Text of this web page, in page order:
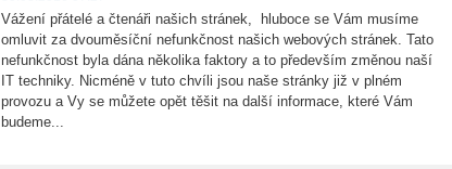
Vážení přátelé a čtenáři našich stránek, hluboce se Vám musíme
omluvit za dvouměsíční nefunkčnost našich webových stránek. Tato
nefunkčnost byla dána několika faktory a to především změnou naší
IT techniky. Nicméně v tuto chvíli jsou naše stránky již v plném
provozu a Vy se můžete opět těšit na další informace, které Vám
budeme...